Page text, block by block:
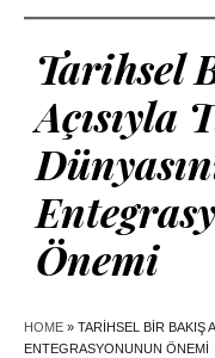
Tarihsel
Açısıyla
Önemi
HOME » TARIHSEL BIR BAKIŞ
ENTEGRASYONUNUN ÖNEMI